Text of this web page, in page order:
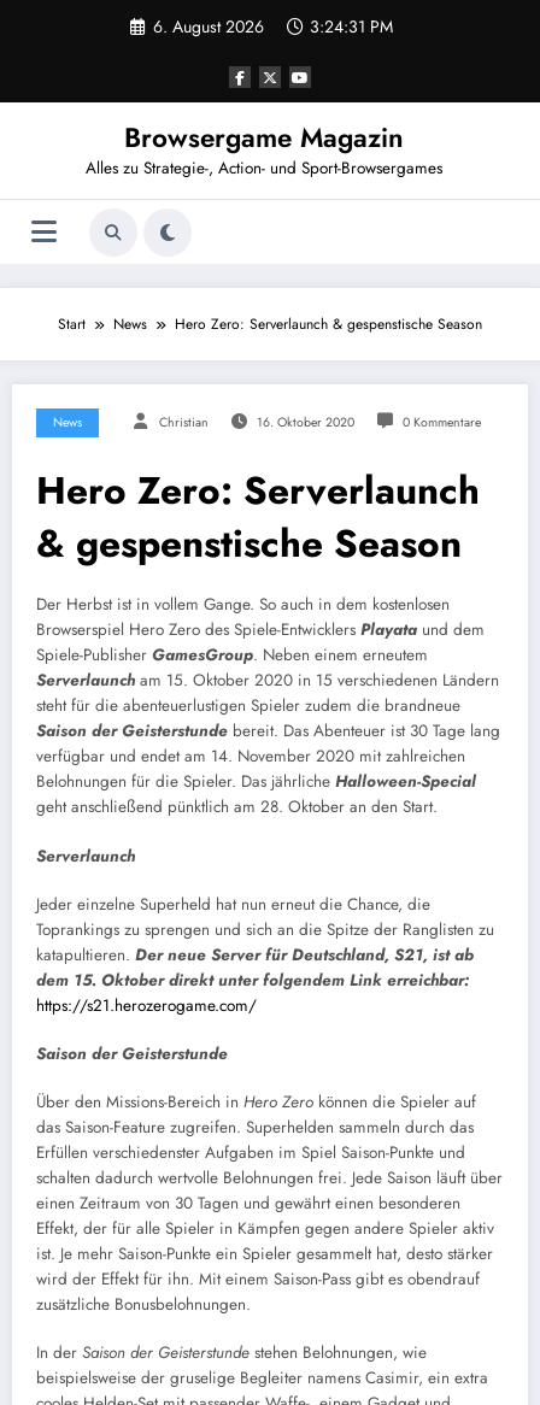
6. August 2026 3:24:31 PM
Browsergame Magazin
Alles zu Strategie-, Action- und Sport-Browsergames
Start News Hero Zero: Serverlaunch & gespenstische Season
News Christian 16. Oktober 2020 0 Kommentare
Hero Zero: Serverlaunch
& gespenstische Season
Der Herbst ist in vollem Gange. So auch in dem kostenlosen
Browserspiel Hero Zero des Spiele-Entwicklers Playata und dem
Spiele-Publisher GamesGroup. Neben einem erneutem
Serverlaunch am 15. Oktober 2020 in 15 verschiedenen Ländern
steht für die abenteuerlustigen Spieler zudem die brandneue
Saison der Geisterstunde bereit. Das Abenteuer ist 30 Tage lang
verfügbar und endet am 14. November 2020 mit zahlreichen
Belohnungen für die Spieler. Das jährliche Halloween-Special
geht anschließend pünktlich am 28. Oktober an den Start.
Serverlaunch
Jeder einzelne Superheld hat nun erneut die Chance, die
Toprankings zu sprengen und sich an die Spitze der Ranglisten zu
katapultieren. Der neue Server für Deutschland, S21, ist ab
dem 15. Oktober direkt unter folgendem Link erreichbar:
https://s21.herozerogame.com/
Saison der Geisterstunde
Über den Missions-Bereich in Hero Zero können die Spieler auf
das Saison-Feature zugreifen. Superhelden sammeln durch das
Erfüllen verschiedenster Aufgaben im Spiel Saison-Punkte und
schalten dadurch wertvolle Belohnungen frei. Jede Saison läuft über
einen Zeitraum von 30 Tagen und gewährt einen besonderen
Effekt, der für alle Spieler in Kämpfen gegen andere Spieler aktiv
ist. Je mehr Saison-Punkte ein Spieler gesammelt hat, desto stärker
wird der Effekt für ihn. Mit einem Saison-Pass gibt es obendrauf
zusätzliche Bonusbelohnungen.
In der Saison der Geisterstunde stehen Belohnungen, wie
beispielsweise der gruselige Begleiter namens Casimir, ein extra